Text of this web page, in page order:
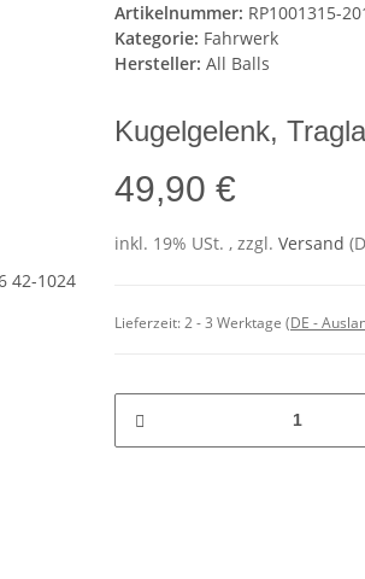
Artikelnummer: RP1001315-
Kategorie: Fahrwerk
Hersteller: All Balls
Kugelgelenk,
49,90 €
inkl. 19% USt. , zzgl. Versand
Lieferzeit:2 - 3 Werktage (DE -